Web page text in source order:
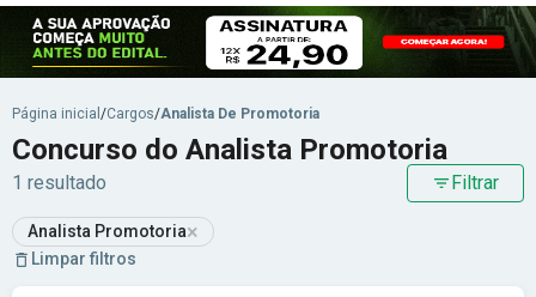
Página inicial /Cargos/Analista De Promotoria
Concurso do Analista Promotoria
1 resultado Filtrar
Analista Promotoria×
Limpar filtros